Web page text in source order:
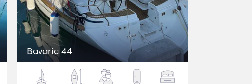
Bavaria 44